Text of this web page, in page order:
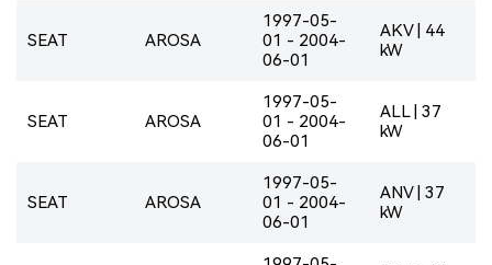
SEAT AROSA
1997-05-
01 - 2004-
06-01
AKV | 44
kW
SEAT AROSA
1997-05-
01 - 2004-
06-01
ALL | 37
kW
SEAT AROSA
1997-05-
01 - 2004-
06-01
ANV | 37
kW